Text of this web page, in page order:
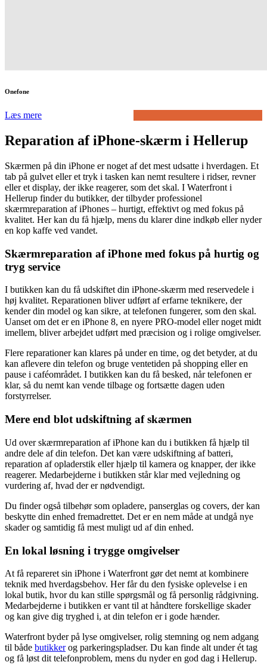
Onefone
Læs mere
Reparation af iPhone-skærm i Hellerup
Skærmen på din iPhone er noget af det mest udsatte i hverdagen. Et
tab på gulvet eller et tryk i tasken kan nemt resultere i ridser, revner
eller et display, der ikke reagerer, som det skal. I Waterfront i
Hellerup finder du butikker, der tilbyder professionel
skærmreparation af iPhones – hurtigt, effektivt og med fokus på
kvalitet. Her kan du få hjælp, mens du klarer dine indkøb eller nyder
en kop kaffe ved vandet.
Skærmreparation af iPhone med fokus på hurtig og
tryg service
I butikken kan du få udskiftet din iPhone-skærm med reservedele i
høj kvalitet. Reparationen bliver udført af erfarne teknikere, der
kender din model og kan sikre, at telefonen fungerer, som den skal.
Uanset om det er en iPhone 8, en nyere PRO-model eller noget midt
imellem, bliver arbejdet udført med præcision og i rolige omgivelser.
Flere reparationer kan klares på under en time, og det betyder, at du
kan aflevere din telefon og bruge ventetiden på shopping eller en
pause i caféområdet. I butikken kan du få besked, når telefonen er
klar, så du nemt kan vende tilbage og fortsætte dagen uden
forstyrrelser.
Mere end blot udskiftning af skærmen
Ud over skærmreparation af iPhone kan du i butikken få hjælp til
andre dele af din telefon. Det kan være udskiftning af batteri,
reparation af opladerstik eller hjælp til kamera og knapper, der ikke
reagerer. Medarbejderne i butikken står klar med vejledning og
vurdering af, hvad der er nødvendigt.
Du finder også tilbehør som opladere, panserglas og covers, der kan
beskytte din enhed fremadrettet. Det er en nem måde at undgå nye
skader og samtidig få mest muligt ud af din enhed.
En lokal løsning i trygge omgivelser
At få repareret sin iPhone i Waterfront gør det nemt at kombinere
teknik med hverdagsbehov. Her får du den fysiske oplevelse i en
lokal butik, hvor du kan stille spørgsmål og få personlig rådgivning.
Medarbejderne i butikken er vant til at håndtere forskellige skader
og kan give dig tryghed i, at din telefon er i gode hænder.
Waterfront byder på lyse omgivelser, rolig stemning og nem adgang
til både butikkerog parkeringspladser. Du kan finde alt under ét tag
og få løst dit telefonproblem, mens du nyder en god dag i Hellerup.